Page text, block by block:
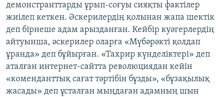
демонстранттарды ұрып-соғуы сияқты фактілер
жиілеп кеткен. Әскерилердің қолынан жапа шектік
деп бірнеше адам арызданған. Кейбір куәгерлердің
айтуынша, әскерилер оларға «Мүбәрәкті қолдап
ұранда» деп бұйырған. «Тахрир күнделіктері» деп
аталған интернет-сайтта революциядан кейін
«коменданттық сағат тәртібін бұзды», «бұзақылық
жасады» деп ұсталған мыңдаған адамның шын